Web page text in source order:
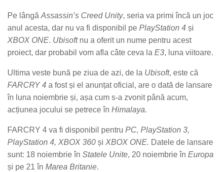
Pe lângă Assassin’s Creed Unity, seria va primi încă un joc
anul acesta, dar nu va fi disponibil pe PlayStation 4 și
XBOX ONE. Ubisoftnu a oferit un nume pentru acest
proiect, dar probabil vom afla câte ceva la E3, luna viitoare.
Ultima veste bună pe ziua de azi, de la Ubisoft, este că
FARCRY 4 a fost și el anunțat oficial, are o dată de lansare
în luna noiembrie și, așa cum s-a zvonit până acum,
acțiunea jocului se petrece în Himalaya.
FARCRY 4 va fi disponibil pentru PC, PlayStation 3,
PlayStation 4, XBOX 360 și XBOX ONE. Datele de lansare
sunt: 18 noiembrie în Statele Unite, 20 noiembrie în Europa
și pe 21 în Marea Britanie.